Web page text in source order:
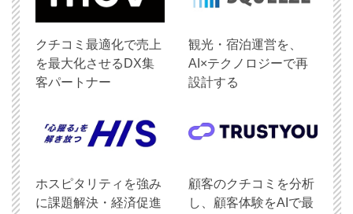
クチコミ最適化で売上
を最大化させるDX集
客パートナー
観光・宿泊運営を、
AI×テクノロジーで再
設計する
ホスピタリティを強み
に課題解決・経済促進
顧客のクチコミを分析
し、顧客体験をAIで最